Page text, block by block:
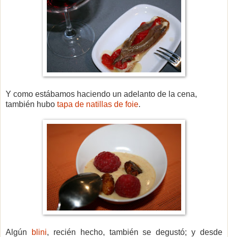
Y como estábamos haciendo un adelanto de la cena,
también hubo tapa de natillas de foie.
Algún blini, recién hecho, también se degustó; y desde